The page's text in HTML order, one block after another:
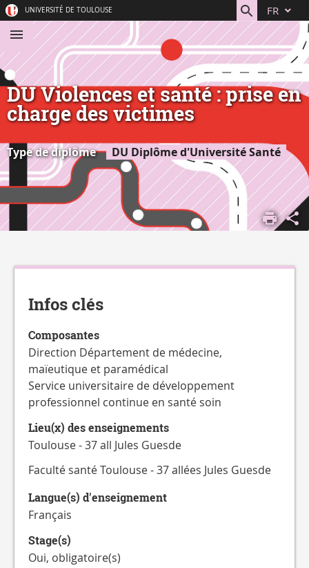
au
contenu
directs
UNIVERSITÉ DE TOULOUSE FR
DU Violences et santé : prise en
charge des victimes
Type de diplôme DU Diplôme d'Université Santé
ACCUEIL
S'ORIENTER,
DÉCOUVRIR
FORMATIONS
CATALOGUE
FORMATIONS
Détails
Infos clés
Composantes
Direction Département de médecine,
maïeutique et paramédical
Service universitaire de développement
professionnel continue en santé soin
Lieu(x) des enseignements
Toulouse - 37 all Jules Guesde
Faculté santé Toulouse - 37 allées Jules Guesde
Langue(s) d'enseignement
Français
Stage(s)
Oui, obligatoire(s)